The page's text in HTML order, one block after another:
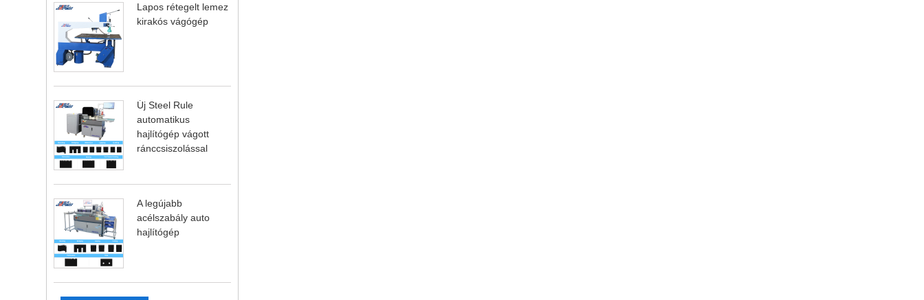
Lapos rétegelt lemez
kirakós vágógép
Új Steel Rule
automatikus
hajlítógép vágott
ránccsiszolással
A legújabb
acélszabály auto
hajlítógép